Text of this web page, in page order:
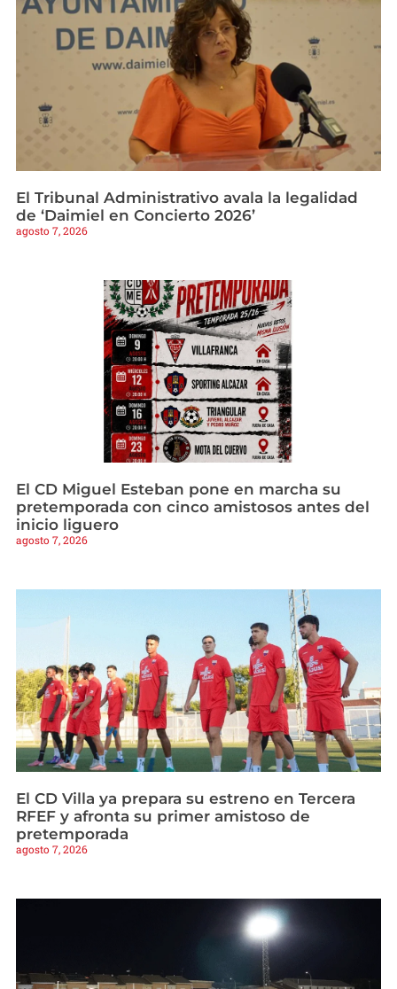
El Tribunal Administrativo avala la legalidad
de ‘Daimiel en Concierto 2026’
agosto 7, 2026
El CD Miguel Esteban pone en marcha su
pretemporada con cinco amistosos antes del
inicio liguero
agosto 7, 2026
El CD Villa ya prepara su estreno en Tercera
RFEF y afronta su primer amistoso de
pretemporada
agosto 7, 2026